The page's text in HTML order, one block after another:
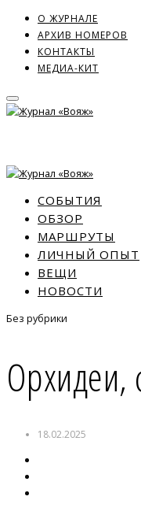
О ЖУРНАЛЕ
АРХИВ НОМЕРОВ
КОНТАКТЫ
МЕДИА-КИТ
СОБЫТИЯ
ОБЗОР
МАРШРУТЫ
ЛИЧНЫЙ ОПЫТ
ВЕЩИ
НОВОСТИ
Без рубрики
Орхидеи,
18.02.2025